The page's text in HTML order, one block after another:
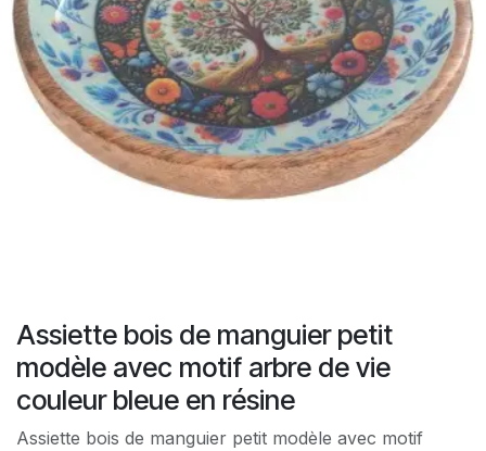
Assiette bois de manguier petit
modèle avec motif arbre de vie
couleur bleue en résine
Assiette bois de manguier petit modèle avec motif